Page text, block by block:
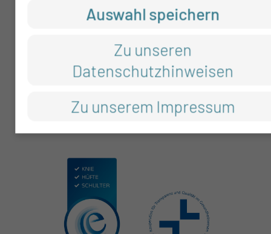
ein Konzept der menschlichen
Auswahl speichern
Zu unseren
Datenschutzhinweisen
Zu unserem Impressum